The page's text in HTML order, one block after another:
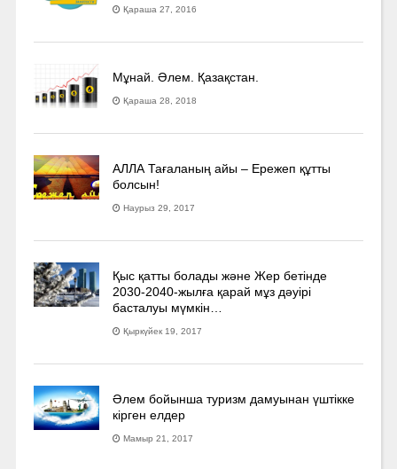
Қараша 27, 2016
Мұнай. Әлем. Қазақстан.
Қараша 28, 2018
АЛЛА Тағаланың айы – Ережеп құтты
болсын!
Наурыз 29, 2017
Қыс қатты болады және Жер бетінде
2030-2040­-жылға қарай мұз дәуірі
басталуы мүмкін…
Қыркүйек 19, 2017
Әлем бойынша туризм дамуынан үштікке
кірген елдер
Мамыр 21, 2017